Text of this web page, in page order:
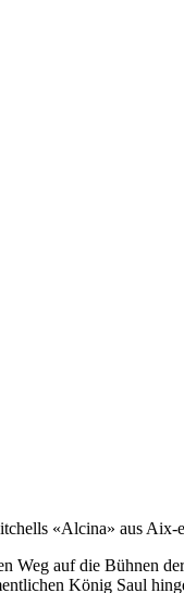
«Alcina» aus Aix-
Weg auf die Bühnen
König Saul